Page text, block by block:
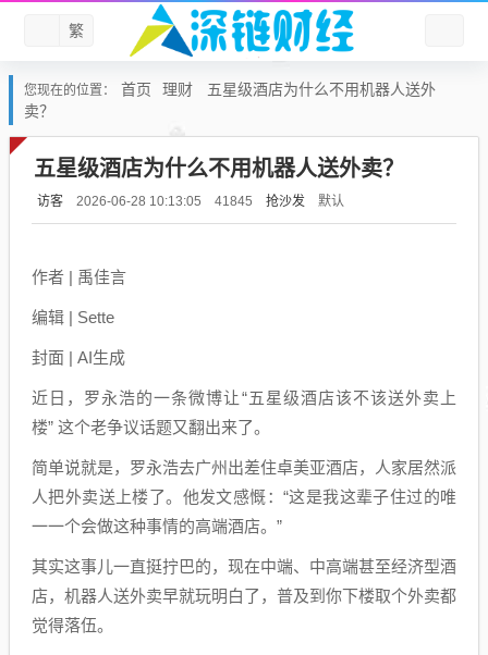
繁
您现在的位置： 首页 理财
五星级酒店为什么不用机器人送外
卖？
五星级酒店为什么不用机器人送外卖？
访客 2026-06-28 10:13:05 41845 抢沙发 默认
作者 | 禹佳言
编辑 | Sette
封面 | AI生成
近日，罗永浩的一条微博让“五星级酒店该不该送外卖上
楼” 这个老争议话题又翻出来了。
简单说就是，罗永浩去广州出差住卓美亚酒店，人家居然派
人把外卖送上楼了。他发文感慨：“这是我这辈子住过的唯
一一个会做这种事情的高端酒店。”
其实这事儿一直挺拧巴的，现在中端、中高端甚至经济型酒
店，机器人送外卖早就玩明白了，普及到你下楼取个外卖都
觉得落伍。